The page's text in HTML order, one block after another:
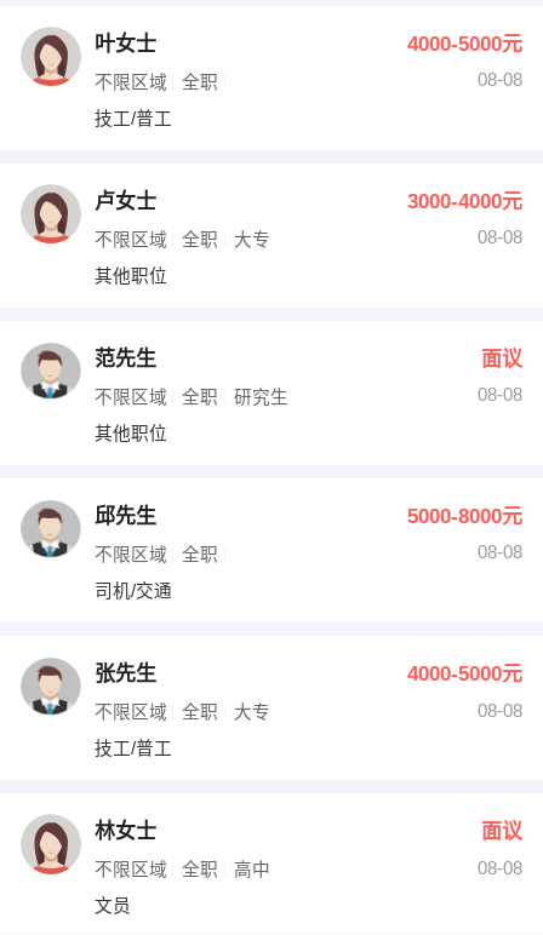
叶女士 4000-5000元
不限区域 全职
08-08
技工/普工
卢女士 3000-4000元
不限区域 全职 大专
08-08
其他职位
范先生 面议
不限区域 全职 研究生
08-08
其他职位
邱先生 5000-8000元
不限区域 全职
08-08
司机/交通
张先生 4000-5000元
不限区域 全职 大专
08-08
技工/普工
林女士 面议
不限区域 全职 高中
08-08
文员